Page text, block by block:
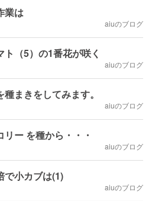
業は
aiuのブログ
ト（5）の1番花が咲く
aiuのブログ
種まきをしてみます。
aiuのブログ
リー を種から・・・
aiuのブログ
で小カブは(1)
aiuのブログ